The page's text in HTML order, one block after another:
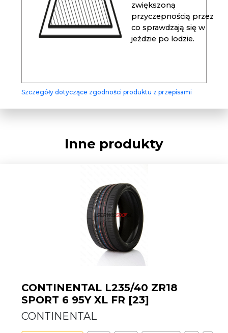
zwiększoną
przyczepnością przez
co sprawdzają się w
jeździe po lodzie.
Szczegóły dotyczące zgodności produktu z przepisami
Inne produkty
CONTINENTAL L235/40 ZR18
SPORT 6 95Y XL FR [23]
CONTINENTAL